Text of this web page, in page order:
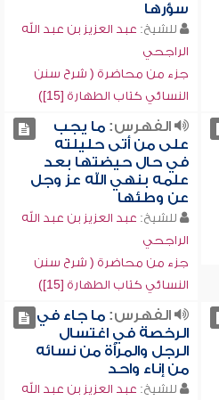
سؤرها
للشيخ: عبد العزيز بن عبد الله
الراجحي
جزء من محاضرة ( شرح سنن
النسائي كتاب الطهارة [15])
الفهرس:ما يجب
على من أتى حليلته
في حال حيضتها بعد
علمه بنهي الله عز وجل
عن وطئها
للشيخ: عبد العزيز بن عبد الله
الراجحي
جزء من محاضرة ( شرح سنن
النسائي كتاب الطهارة [15])
الفهرس:ما جاء في
الرخصة في اغتسال
الرجل والمرأة من نسائه
من إناء واحد
للشيخ: عبد العزيز بن عبد الله